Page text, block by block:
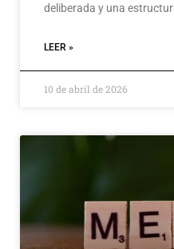
deliberada y una
LEER »
10 de abril de 2026